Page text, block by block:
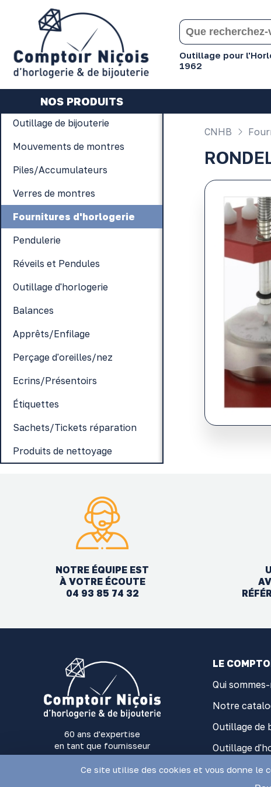
Outillage pour
1962
NOS PRODUITS
Outillage de bijouterie
Mouvements de montres
Piles/Accumulateurs
Verres de montres
Fournitures d'horlogerie
Pendulerie
Réveils et Pendules
Outillage d'horlogerie
Balances
Apprêts/Enfilage
Perçage d'oreilles/nez
Ecrins/Présentoirs
Étiquettes
Sachets/Tickets réparation
Produits de nettoyage
CNHB
NOTRE ÉQUIPE EST
À VOTRE ÉCOUTE
04 93 85 74 32
60 ans d'expertise
en tant que fournisseur
d'outillage et fournitures
d'Horlogerie-Bijouterie
LE
Qui
Notre
Outillage de
Outillage
Fourniture
Gérer les préférences en matière de cookies
Ce site utilise des cookies et vous donne le